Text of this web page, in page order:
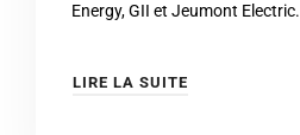
Energy, GII et Jeumont Electric.
LIRE LA SUITE